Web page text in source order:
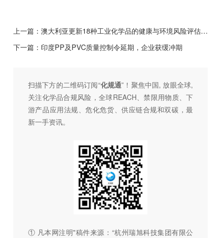
上一篇： 澳大利亚更新18种工业化学品的健康与环境风险评估结果
下一篇： 印度PP及PVC质量控制令延期，企业获缓冲期
扫描下方的二维码订阅“化规通”！聚焦中国, 放眼全球,
关注化学品合规风险，全球REACH、禁限用物质、下
游产品应用法规、危化危货、供应链合规和双碳，最
新一手资讯。
① 凡本网注明"稿件来源：“杭州瑞旭科技集团有限公